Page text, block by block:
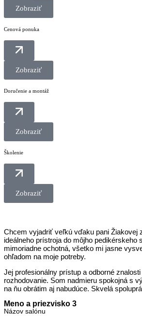
Zobraziť
Cenová ponuka
Zobraziť
Doručenie a montáž
Zobraziť
Školenie
Zobraziť
Chcem vyjadriť veľkú vďaku pani Žiakovej
ideálneho prístroja do môjho pedikérskeho
mimoriadne ochotná, všetko mi jasne
ohľadom na moje potreby.
Jej profesionálny prístup a odborné
rozhodovanie. Som nadmieru spokojná s
na ňu obrátim aj nabudúce. Skvelá
Meno a priezvisko 3
Názov salónu